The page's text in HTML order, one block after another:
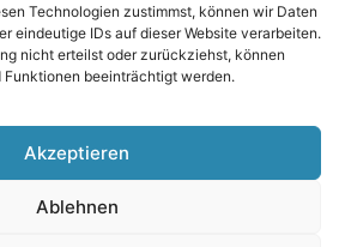
Technologien zustimmst, können wir Daten
eindeutige IDs auf dieser Website verarbeiten.
nicht erteilst oder zurückziehst, können
Funktionen beeinträchtigt werden.
Akzeptieren
Ablehnen